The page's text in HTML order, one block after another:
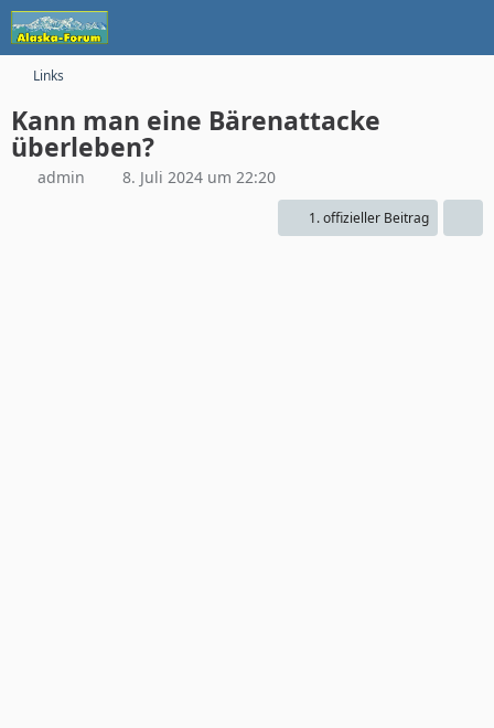
Links
Kann man eine Bärenattacke
überleben?
admin 8. Juli 2024 um 22:20
1. offizieller Beitrag